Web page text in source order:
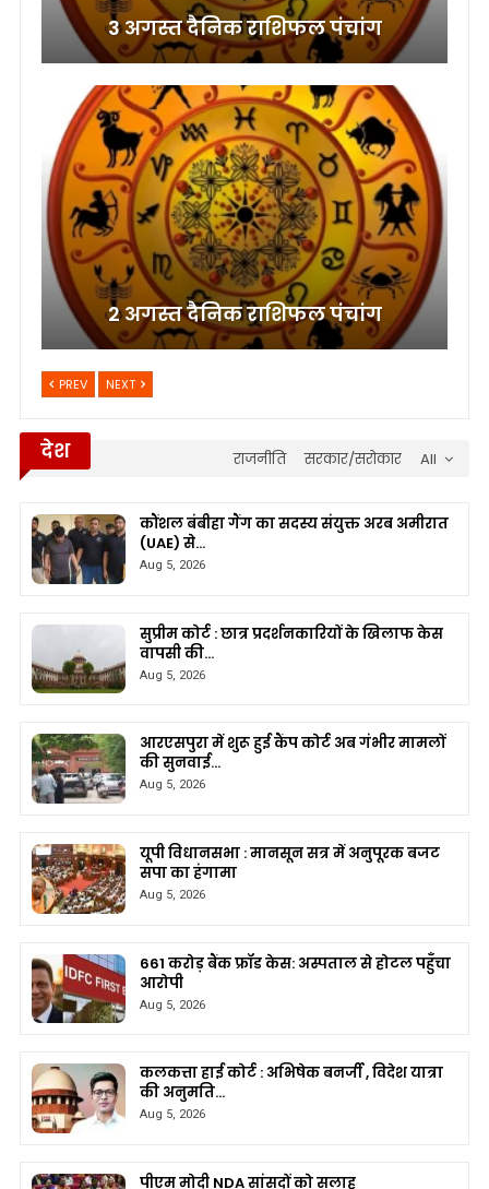
3 अगस्त दैनिक राशिफल पंचांग
2 अगस्त दैनिक राशिफल पंचांग
PREV NEXT
All
देश सरकार/सरोकार
राजनीति
कौंशल बंबीहा गैंग का सदस्य संयुक्त अरब अमीरात
(UAE) से…
Aug 5, 2026
सुप्रीम कोर्ट : छात्र प्रदर्शनकारियों के खिलाफ केस
वापसी की…
Aug 5, 2026
आरएसपुरा में शुरू हुई कैंप कोर्ट अब गंभीर मामलों
की सुनवाई…
Aug 5, 2026
यूपी विधानसभा : मानसून सत्र में अनुपूरक बजट
सपा का हंगामा
Aug 5, 2026
661 करोड़ बैंक फ्रॉड केस: अस्पताल से होटल पहुँचा
आरोपी
Aug 5, 2026
कलकत्ता हाई कोर्ट : अभिषेक बनर्जी , विदेश यात्रा
की अनुमति…
Aug 5, 2026
पीएम मोदी NDA सांसदों को सलाह